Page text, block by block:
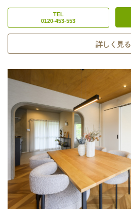
TEL
0120-453-553
詳しく見る